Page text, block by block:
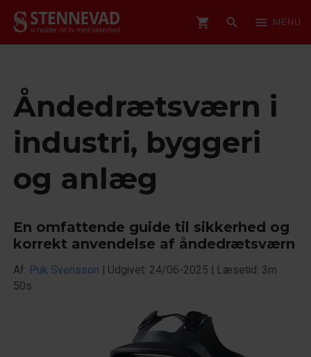
shopping_cart search menu MENU
Åndedrætsværn i
industri, byggeri
og anlæg
En omfattende guide til sikkerhed og
korrekt anvendelse af åndedrætsværn
Af: Puk Svensson Udgivet: 24/06-2025
Læsetid: 3m
50s